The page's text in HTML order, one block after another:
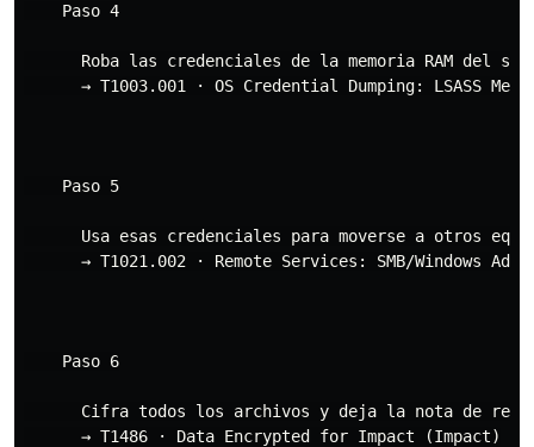
    Paso 4
Roba las credenciales de la memoria RAM del
→ T1003.001 · OS Credential Dumping: LSASS
    Paso 5
Usa esas credenciales para moverse a otros
→ T1021.002 · Remote Services: SMB/Windows
    Paso 6
Cifra todos los archivos y deja la nota de